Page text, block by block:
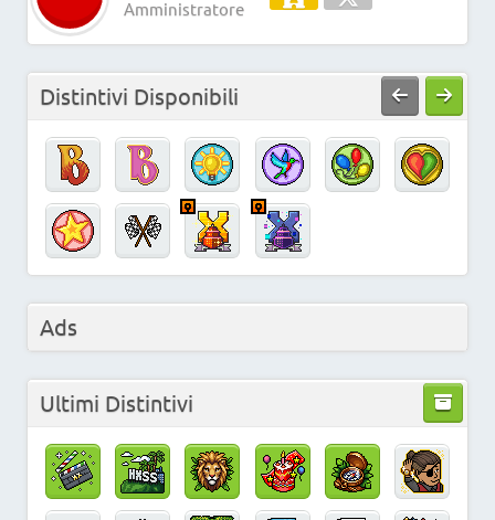
Amministratore
Distintivi Disponibili
Ads
Ultimi Distintivi